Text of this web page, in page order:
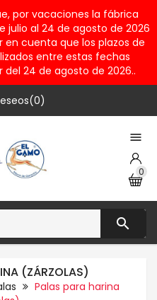
por vacaciones la fábrica
julio al 24 de agosto de 2026
cuenta que los plazos de
entre estas fechas
24 de agosto de 2026..

0

(ZÁRZOLAS)
Palas para harina